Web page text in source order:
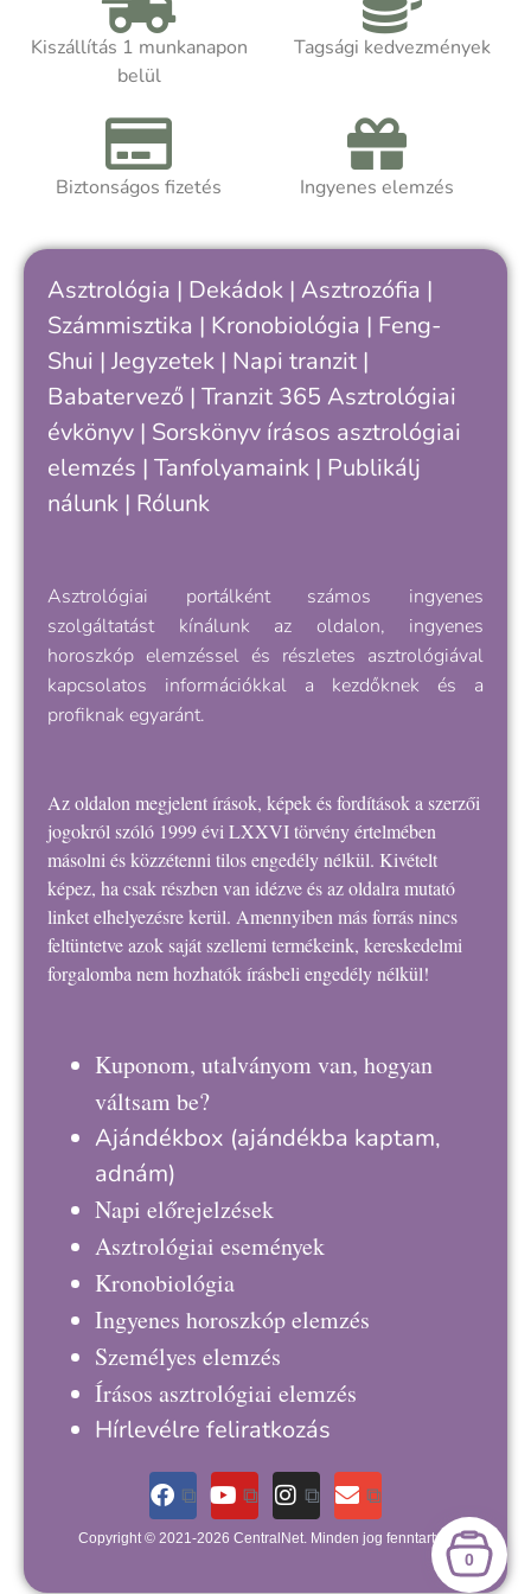
is rávilágíthat.
önismereti úton jársz, a kötet segít
felismerni, hogy hol tartasz a saját
ciklusodban – és hogyan értheted meg
Kiszállítás 1 munkanapon
belül
Tagsági kedvezmények
Biztonságos fizetés Ingyenes elemzés
Asztrológia | Dekádok | Asztrozófia |
Számmisztika | Kronobiológia | Feng-
Shui | Jegyzetek | Napi tranzit |
Babatervező | Tranzit 365 Asztrológiai
évkönyv | Sorskönyv írásos asztrológiai
elemzés | Tanfolyamaink | Publikálj
nálunk | Rólunk
Asztrológiai portálként számos ingyenes
szolgáltatást kínálunk az oldalon, ingyenes
horoszkóp elemzéssel és részletes asztrológiával
kapcsolatos információkkal a kezdőknek és a
profiknak egyaránt.
Az oldalon megjelent írások, képek és fordítások a szerzői
jogokról szóló 1999 évi LXXVI törvény értelmében
másolni és közzétenni tilos engedély nélkül. Kivételt
képez, ha csak részben van idézve és az oldalra mutató
linket elhelyezésre kerül. Amennyiben más forrás nincs
feltüntetve azok saját szellemi termékeink, kereskedelmi
forgalomba nem hozhatók írásbeli engedély nélkül!
Kuponom, utalványom van, hogyan
váltsam be?
Ajándékbox (ajándékba kaptam,
adnám)
Napi előrejelzések
Asztrológiai események
Kronobiológia
Ingyenes horoszkóp elemzés
Személyes elemzés
Írásos asztrológiai elemzés
Hírlevélre feliratkozás
Copyright © 2021-2026 CentralNet. Minden jog fenntartva.
0